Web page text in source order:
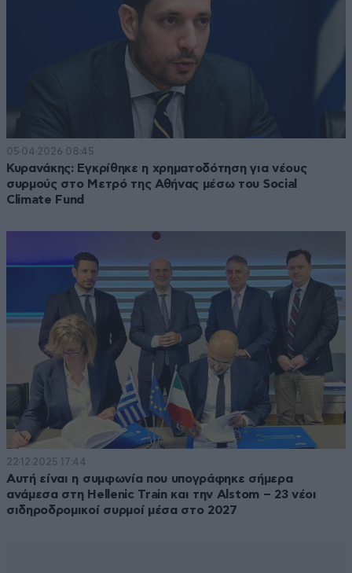
05·04·2026 08:45
Κυρανάκης: Εγκρίθηκε η χρηματοδότηση για νέους
συρμούς στο Μετρό της Αθήνας μέσω του Social
Climate Fund
22·12·2025 17:44
Αυτή είναι η συμφωνία που υπογράφηκε σήμερα
ανάμεσα στη Hellenic Train και την Alstom – 23 νέοι
σιδηροδρομικοί συρμοί μέσα στο 2027